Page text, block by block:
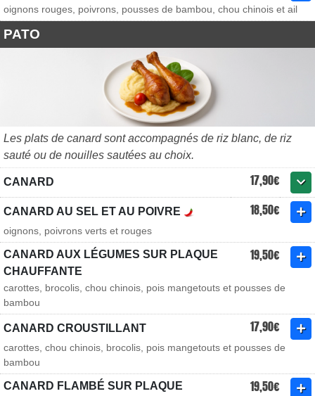
oignons rouges, poivrons, pousses de bambou, chou chinois et ail
PATO
Les plats de canard sont accompagnés de riz blanc, de riz
sauté ou de nouilles sautées au choix.
CANARD 17,90€
CANARD AU SEL ET AU POIVRE 18,50€
oignons, poivrons verts et rouges
CANARD AUX LÉGUMES SUR PLAQUE
CHAUFFANTE
19,50€
carottes, brocolis, chou chinois, pois mangetouts et pousses de
bambou
CANARD CROUSTILLANT 17,90€
carottes, chou chinois, brocolis, pois mangetouts et pousses de
bambou
CANARD FLAMBÉ SUR PLAQUE
19,50€